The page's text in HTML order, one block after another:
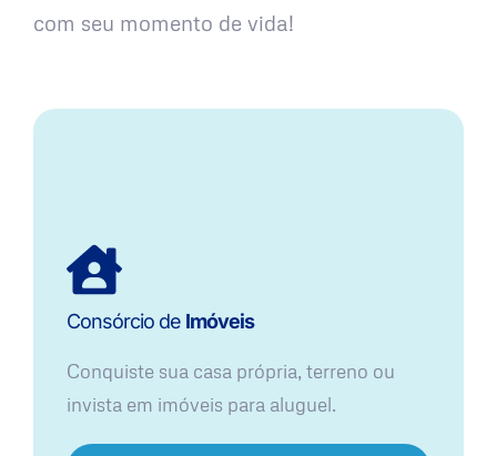
com seu momento de vida!
Consórcio de Imóveis
Conquiste sua casa própria, terreno ou
invista em imóveis para aluguel.